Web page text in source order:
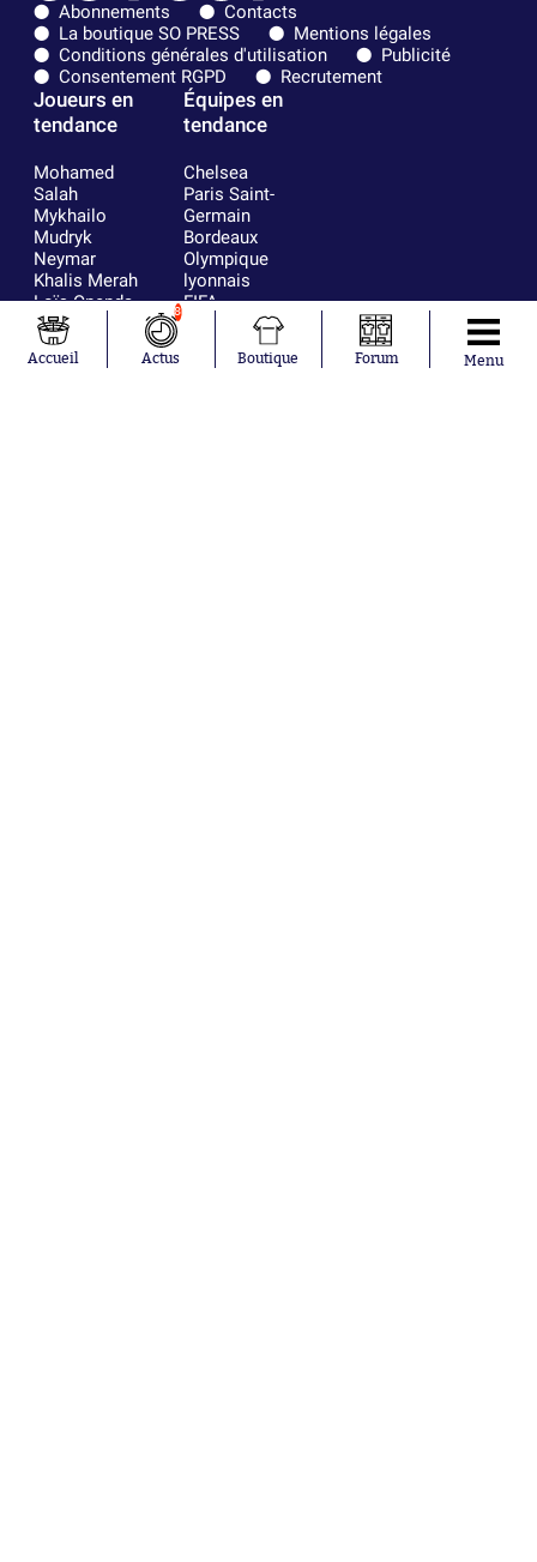
Abonnements
Contacts
La boutique SO PRESS
Mentions légales
Conditions générales d'utilisation
Publicité
Consentement RGPD
Recrutement
Joueurs en
tendance
Mohamed
Salah
Mykhailo
Mudryk
Neymar
Khalis Merah
Loïs Openda
Moussa
Niakhaté
Nicolás
Équipes en
tendance
Chelsea
Paris Saint-
Germain
Bordeaux
Olympique
lyonnais
FIFA
Real Madrid
RC Strasbourg
AC Milan
Accueil
8
Actus Boutique Forum Menu